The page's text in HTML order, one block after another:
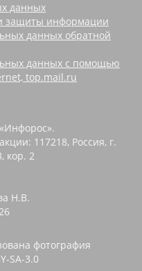
данных
защиты информации
данных обратной
данных с помощью
top.mail.ru
117218, Россия, г.
кор. 2
Н.В.
фотография
SA-3.0